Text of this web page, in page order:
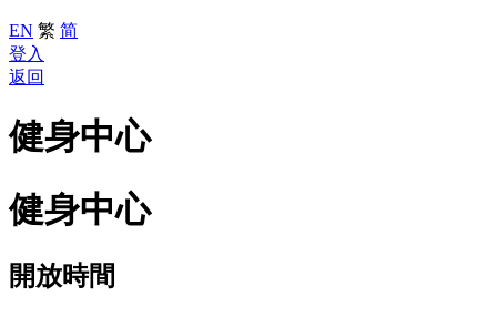
EN 繁 简
登入
返回
健身中心
健身中心
開放時間